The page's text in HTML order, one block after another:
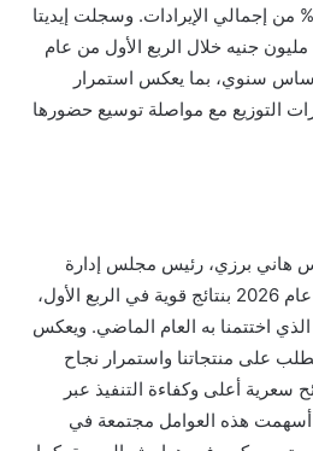
. وسجلت إيديتا
المغرب إيرادات بلغت 154.6 مليون جنيه خلال الربع الأول من عام
21.3% على أساس سنوي، بما يعكس استمرار
التوزيع مع مواصلة توسيع حضورها
هاني برزي، رئيس مجلس إدارة
“يسعدنا أن نستهل عام 2026 بنتائج قوية في الربع الأول،
الذي اختتمنا به العام الماضي. ويعكس
على منتجاتنا واستمرار نجاح
سعرية أعلى وكفاءة التنفيذ عبر
هذه العوامل مجتمعة في